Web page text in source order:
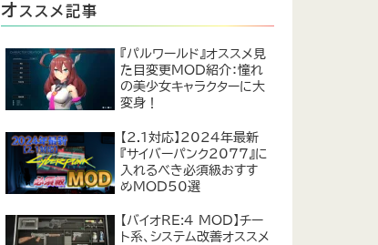
オ ススメ記事
『パルワールド』オススメ見
た目変更MOD紹介：憧れ
の美少女キャラクターに大
変身！
【2.1対応】2024年最新
『サイバーパンク2077』に
入れるべき必須級おすす
めMOD50選
【バイオRE:4 MOD】チー
ト系、システム改善オススメ